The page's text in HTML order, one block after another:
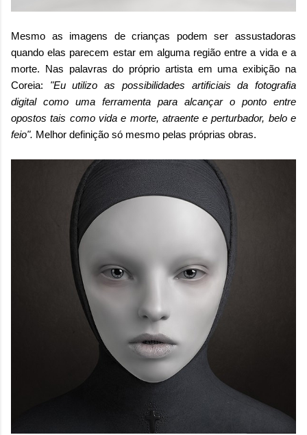
Mesmo as imagens de crianças podem ser assustadoras
quando elas parecem estar em alguma região entre a vida e a
morte. Nas palavras do próprio artista em uma exibição na
Coreia: "Eu utilizo as possibilidades artificiais da fotografia
digital como uma ferramenta para alcançar o ponto entre
opostos tais como vida e morte, atraente e perturbador, belo e
feio". Melhor definição só mesmo pelas próprias obras.